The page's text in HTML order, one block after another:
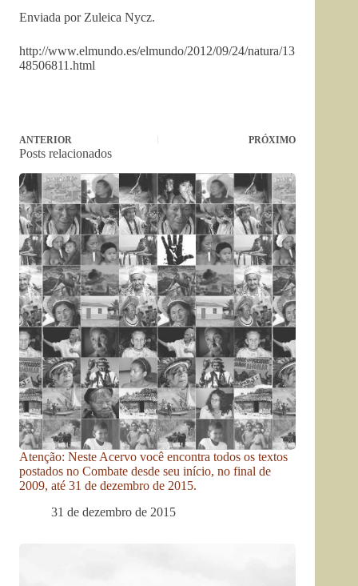
Enviada por Zuleica Nycz.
http://www.elmundo.es/elmundo/2012/09/24/natura/13
48506811.html
ANTERIOR PRÓXIMO
Posts relacionados
Atenção: Neste Acervo você encontra todos os textos
postados no Combate desde seu início, no final de
2009, até 31 de dezembro de 2015.
31 de dezembro de 2015